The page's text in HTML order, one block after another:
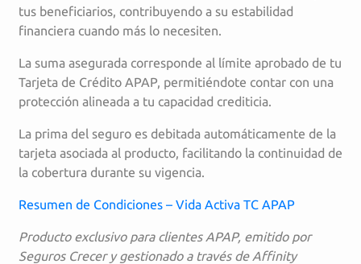
tus beneficiarios, contribuyendo a su estabilidad
financiera cuando más lo necesiten.
La suma asegurada corresponde al límite aprobado de tu
Tarjeta de Crédito APAP, permitiéndote contar con una
protección alineada a tu capacidad crediticia.
La prima del seguro es debitada automáticamente de la
tarjeta asociada al producto, facilitando la continuidad de
la cobertura durante su vigencia.
Resumen de Condiciones – Vida Activa TC APAP
Producto exclusivo para clientes APAP, emitido por
Seguros Crecer y gestionado a través de Affinity